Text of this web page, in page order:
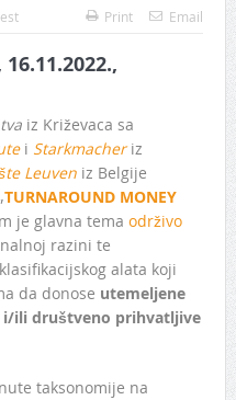
Print Email
iz Križevaca sa
i Starkmacheriz
Leuven iz Belgije
TURNAROUND MONEY
je glavna tema održivo
razini te
alata koji
da donose utemeljene
ili društveno prihvatljive
taksonomije na